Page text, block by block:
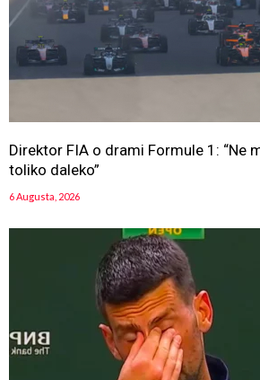
Direktor FIA o drami Formule 1: “Ne
toliko daleko”
6 Augusta, 2026